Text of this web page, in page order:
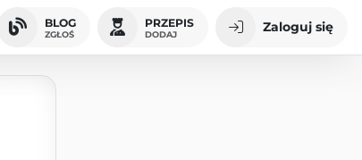
BLOG
ZGŁOŚ
PRZEPIS
DODAJ Zaloguj się